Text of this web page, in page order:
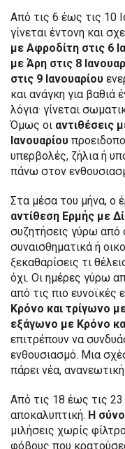
Από τις 6 έως τις 10
γίνεται έντονη και
με Αφροδίτη στις 6
με Άρη στις 8
στις 9 Ιανουαρίου
και ανάγκη για
λόγια· γίνεται
Όμως οι αντιθέσεις
Ιανουαρίου
υπερβολές, ζήλια ή
πάνω στον
Στα μέσα του μήνα, ο
αντίθεση Ερμής με
συζητήσεις γύρω από
συναισθηματικά ή
ξεκαθαρίσεις τι
όχι. Οι ημέρες γύρω
από τις πιο ευνοϊκές
Κρόνο και τρίγωνο
εξάγωνο με Κρόνο
επιτρέπουν να
ενθουσιασμό. Μια
πάρει νέα,
Από τις 18 έως τις 23
αποκαλυπτική. Η
μιλήσεις χωρίς
φόβους που